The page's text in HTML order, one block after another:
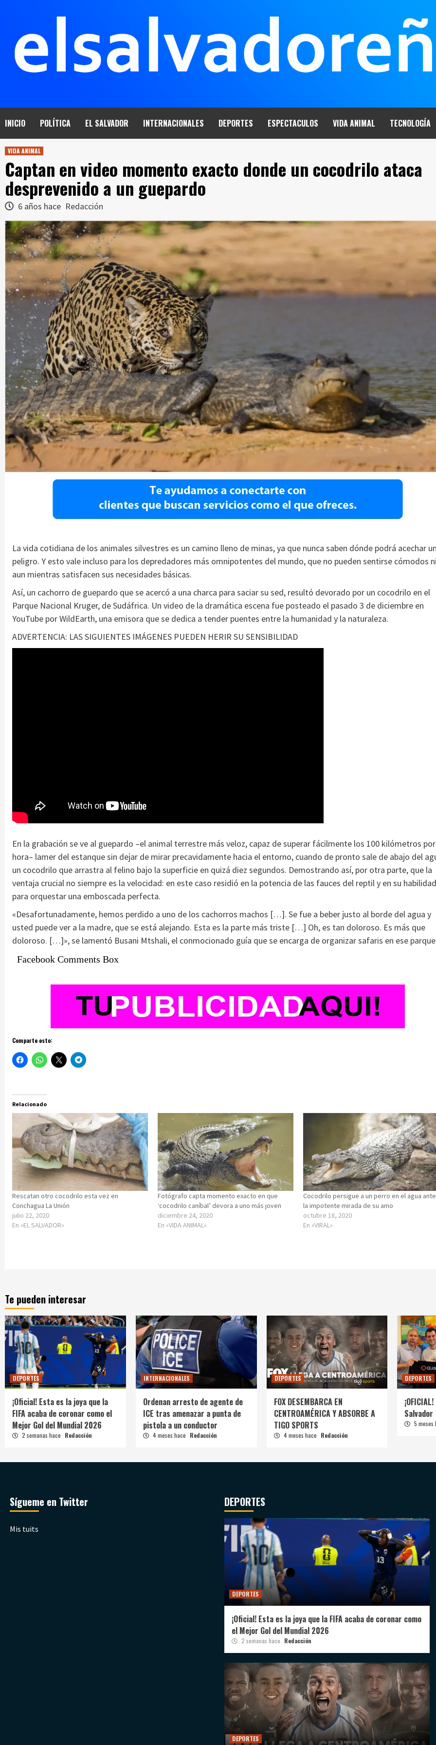
INICIO POLÍTICA EL SALVADOR INTERNACIONALES DEPORTES ESPECTACULOS VIDA ANIMAL TECNOLOGÍA
VIDA ANIMAL
Captan en video momento exacto donde un cocodrilo ataca
desprevenido a un guepardo
6 años hace Redacción
La vida cotidiana de los animales silvestres es un camino lleno de minas, ya que nunca saben dónde podrá acechar
peligro. Y esto vale incluso para los depredadores más omnipotentes del mundo, que no pueden sentirse cómodos
aun mientras satisfacen sus necesidades básicas.
Así, un cachorro de guepardo que se acercó a una charca para saciar su sed, resultó devorado por un cocodrilo en el
Parque Nacional Kruger, de Sudáfrica. Un video de la dramática escena fue posteado el pasado 3 de diciembre en
YouTube por WildEarth, una emisora que se dedica a tender puentes entre la humanidad y la naturaleza.
ADVERTENCIA: LAS SIGUIENTES IMÁGENES PUEDEN HERIR SU SENSIBILIDAD
En la grabación se ve al guepardo –el animal terrestre más veloz, capaz de superar fácilmente los 100 kilómetros por
hora– lamer del estanque sin dejar de mirar precavidamente hacia el entorno, cuando de pronto sale de abajo del
un cocodrilo que arrastra al felino bajo la superficie en quizá diez segundos. Demostrando así, por otra parte, que la
ventaja crucial no siempre es la velocidad: en este caso residió en la potencia de las fauces del reptil y en su habilidad
para orquestar una emboscada perfecta.
«Desafortunadamente, hemos perdido a uno de los cachorros machos […]. Se fue a beber justo al borde del agua y
usted puede ver a la madre, que se está alejando. Esta es la parte más triste […] Oh, es tan doloroso. Es más que
doloroso. […]», se lamentó Busani Mtshali, el conmocionado guía que se encarga de organizar safaris en ese
Facebook Comments Box
Comparte esto:
Relacionado
Rescatan otro cocodrilo esta vez en
Conchagua La Unión
julio 22, 2020
En «EL SALVADOR»
Fotógrafo capta momento exacto en que
‘cocodrilo caníbal’ devora a uno más joven
diciembre 24, 2020
En «VIDA ANIMAL»
Cocodrilo persigue a un perro en el agua ante
la impotente mirada de su amo
octubre 18, 2020
En «VIRAL»
Te pueden interesar
DEPORTES
¡Oficial! Esta es la joya que la
FIFA acaba de coronar como el
Mejor Gol del Mundial 2026
2 semanas hace Redacción
INTERNACIONALES
Ordenan arresto de agente de
ICE tras amenazar a punta de
pistola a un conductor
4 meses hace Redacción
DEPORTES
FOX DESEMBARCA EN
CENTROAMÉRICA Y ABSORBE A
TIGO SPORTS
4 meses hace Redacción
DEPORTES
Salvador
5
Sígueme en Twitter
Mis tuits
DEPORTES
DEPORTES
¡Oficial! Esta es la joya que la FIFA acaba de coronar como
el Mejor Gol del Mundial 2026
2 semanas hace Redacción
DEPORTES